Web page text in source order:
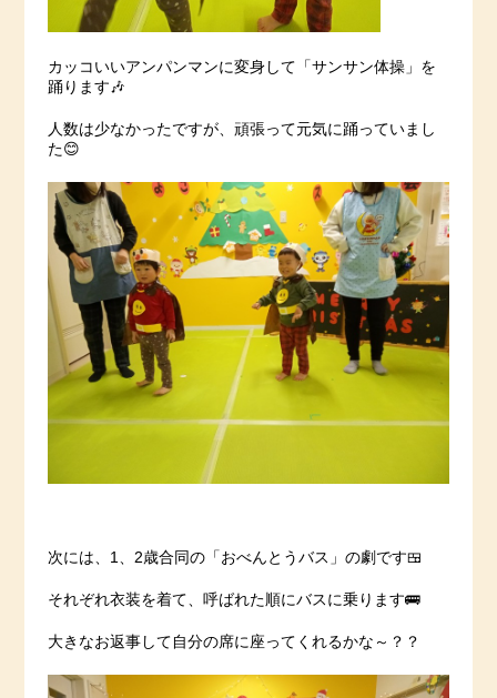
カッコいいアンパンマンに変身して「サンサン体操」を
踊ります🎶
人数は少なかったですが、頑張って元気に踊っていまし
た😊
次には、1、2歳合同の「おべんとうバス」の劇です🍱
それぞれ衣装を着て、呼ばれた順にバスに乗ります🚌
大きなお返事して自分の席に座ってくれるかな～？？